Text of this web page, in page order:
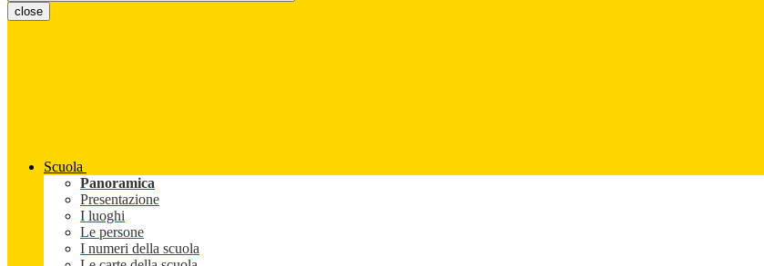
close
Scuola
Panoramica
Presentazione
I luoghi
Le persone
I numeri della scuola